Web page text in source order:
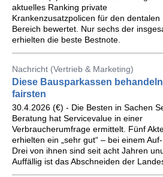
aktuelles Ranking private
Krankenzusatzpolicen für den dentalen
Bereich bewertet. Nur sechs der
erhielten die beste Bestnote.
Nachricht (Vertrieb & Marketing)
Diese Bausparkassen
fairsten
30.4.2026 (€) - Die Besten in Sachen
Beratung hat Servicevalue in einer
Verbraucherumfrage ermittelt. Fünf
erhielten ein „sehr gut“ – bei einem
Drei von ihnen sind seit acht Jahren
Auffällig ist das Abschneiden der